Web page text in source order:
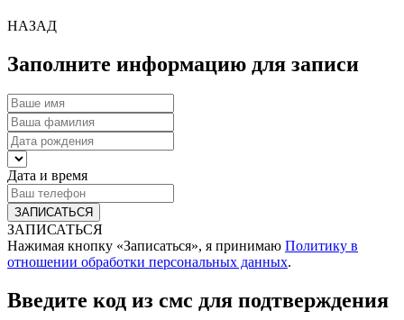
НАЗАД
Заполните информацию для записи
Дата и время
ЗАПИСАТЬСЯ
Нажимая кнопку «Записаться», я принимаю Политику в
отношении обработки персональных данных.
Введите код из смс для подтверждения